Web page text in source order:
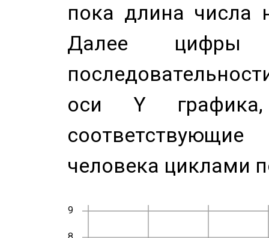
пока длина числа
Далее цифры
оси Y
человека циклами